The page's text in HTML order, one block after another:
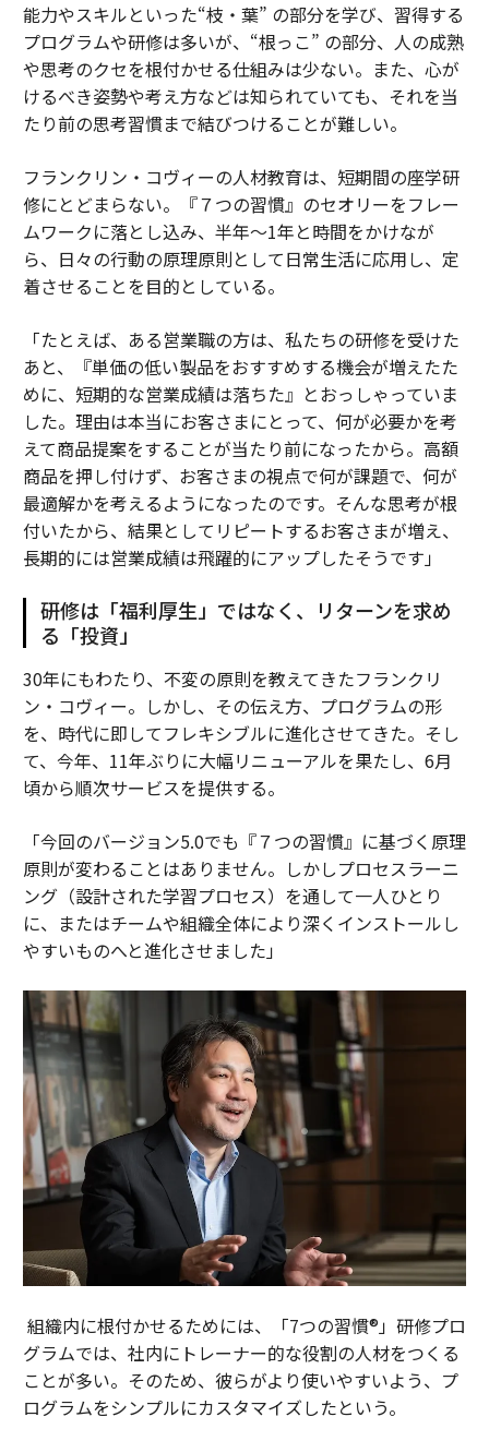
能力やスキルといった“枝・葉” の部分を学び、習得する
プログラムや研修は多いが、“根っこ” の部分、人の成熟
や思考のクセを根付かせる仕組みは少ない。また、心が
けるべき姿勢や考え方などは知られていても、それを当
たり前の思考習慣まで結びつけることが難しい。
フランクリン・コヴィーの人材教育は、短期間の座学研
修にとどまらない。『７つの習慣』のセオリーをフレー
ムワークに落とし込み、半年～1年と時間をかけなが
ら、日々の行動の原理原則として日常生活に応用し、定
着させることを目的としている。
「たとえば、ある営業職の方は、私たちの研修を受けた
あと、『単価の低い製品をおすすめする機会が増えたた
めに、短期的な営業成績は落ちた』とおっしゃっていま
した。理由は本当にお客さまにとって、何が必要かを考
えて商品提案をすることが当たり前になったから。高額
商品を押し付けず、お客さまの視点で何が課題で、何が
最適解かを考えるようになったのです。そんな思考が根
付いたから、結果としてリピートするお客さまが増え、
長期的には営業成績は飛躍的にアップしたそうです」
研修は「福利厚生」ではなく、リターンを求め
る「投資」
30年にもわたり、不変の原則を教えてきたフランクリ
ン・コヴィー。しかし、その伝え方、プログラムの形
を、時代に即してフレキシブルに進化させてきた。そし
て、今年、11年ぶりに大幅リニューアルを果たし、6月
頃から順次サービスを提供する。
「今回のバージョン5.0でも『７つの習慣』に基づく原理
原則が変わることはありません。しかしプロセスラーニ
ング（設計された学習プロセス）を通して一人ひとり
に、またはチームや組織全体により深くインストールし
やすいものへと進化させました」
組織内に根付かせるためには、「7つの習慣®」研修プロ
グラムでは、社内にトレーナー的な役割の人材をつくる
ことが多い。そのため、彼らがより使いやすいよう、プ
ログラムをシンプルにカスタマイズしたという。